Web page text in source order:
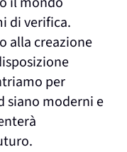
di verifica.
alla creazione
per
siano moderni e